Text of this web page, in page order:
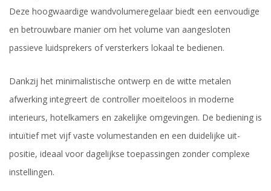
Deze hoogwaardige wandvolumeregelaar biedt een eenvoudige
en betrouwbare manier om het volume van aangesloten
passieve luidsprekers of versterkers lokaal te bedienen.
Dankzij het minimalistische ontwerp en de witte metalen
afwerking integreert de controller moeiteloos in moderne
interieurs, hotelkamers en zakelijke omgevingen. De bediening is
intuïtief met vijf vaste volumestanden en een duidelijke uit-
positie, ideaal voor dagelijkse toepassingen zonder complexe
instellingen.